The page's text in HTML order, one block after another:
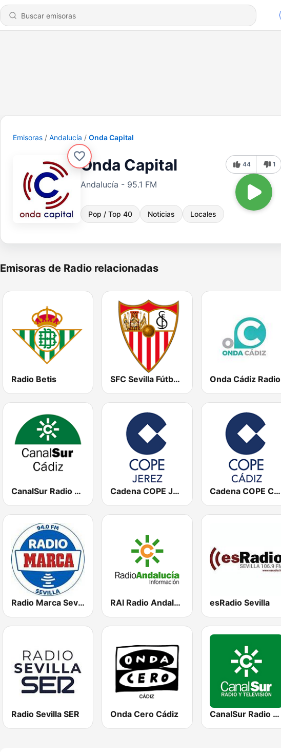
Emisoras Andalucía Onda Capital
Onda Capital
Andalucía - 95.1 FM
Pop / Top 40 Noticias Locales
44 1
Emisoras de Radio relacionadas
Radio Betis SFC Sevilla Fútbol Club Radio 91.6 Onda Cádiz Radio
CanalSur Radio Cádiz Cadena COPE Jerez Cadena COPE Cádiz
Radio Marca Sevilla RAI Radio Andalucía Información esRadio Sevilla
Radio Sevilla SER Onda Cero Cádiz CanalSur Radio Jerez